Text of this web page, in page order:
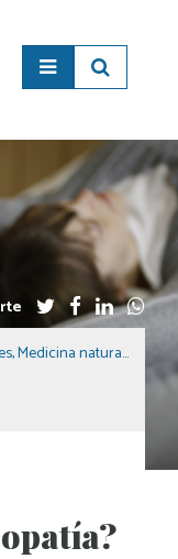
,Medicina natural,